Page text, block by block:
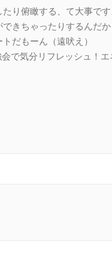
り俯瞰する、て大事です
きちゃったりするんだ
だもーん（遠吠え）
で気分リフレッシュ！エ